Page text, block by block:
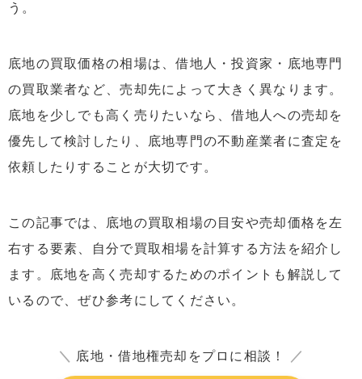
う。
底地の買取価格の相場は、借地人・投資家・底地専門
の買取業者など、売却先によって大きく異なります。
底地を少しでも高く売りたいなら、借地人への売却を
優先して検討したり、底地専門の不動産業者に査定を
依頼したりすることが大切です。
この記事では、底地の買取相場の目安や売却価格を左
右する要素、自分で買取相場を計算する方法を紹介し
ます。底地を高く売却するためのポイントも解説して
いるので、ぜひ参考にしてください。
＼ 底地・借地権売却をプロに相談！ ／